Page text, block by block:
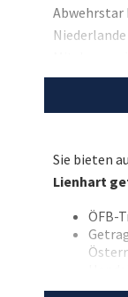
Abwehrstar
Mit der
Stars und
dieses
Gutes!
Sie bieten
Lienhart
ÖFB-